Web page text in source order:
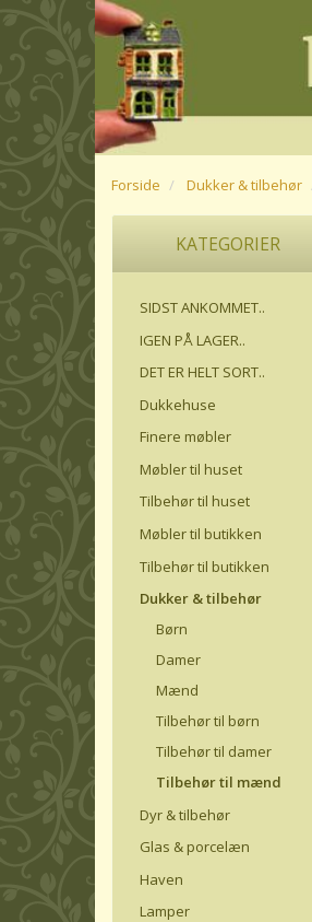
Forside Dukker & tilbehør
KATEGORIER
SIDST ANKOMMET..
IGEN PÅ LAGER..
DET ER HELT SORT..
Dukkehuse
Finere møbler
Møbler til huset
Tilbehør til huset
Møbler til butikken
Tilbehør til butikken
Dukker & tilbehør
Børn
Damer
Mænd
Tilbehør til børn
Tilbehør til damer
Tilbehør til mænd
Dyr & tilbehør
Glas & porcelæn
Haven
Lamper